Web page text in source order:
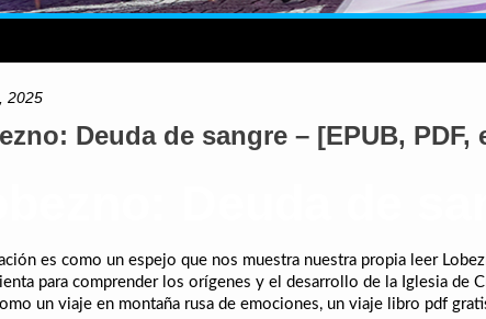
2025
Deuda de sangre – [EPUB, PDF,
es como un espejo que nos muestra nuestra propia leer
para comprender los orígenes y el desarrollo de la Iglesia de
un viaje en montaña rusa de emociones, un viaje libro pdf